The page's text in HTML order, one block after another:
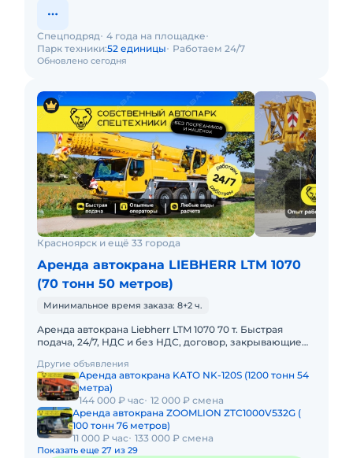
Обновлено сегодня
Спецподряд 4 года на площадке
Парк техники:52 единицы Работаем 24/7
Красноярск и ещё 33 города
Аренда автокрана LIEBHERR LTM 1070
(70 тонн 50 метров)
Минимальное время заказа: 8+2 ч.
Аренда автокрана Liebherr LTM 1070 70 т. Быстрая
подача, 24/7, НДС и без НДС, договор, закрывающие
70 ТОННПредост
Другие объявления
Аренда автокрана KATO NK-120S (1200 тонн 54
метра)
144 000 ₽ час
12 000 ₽ смена
Аренда автокрана ZOOMLION ZTC1000V532G (
100 тонн 76 метров)
11 000 ₽ час 133 000 ₽ смена
Показать еще 27 из 29